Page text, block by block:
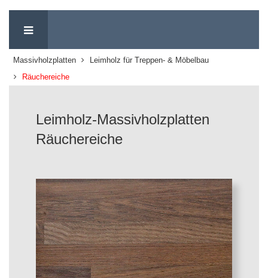
Massivholzplatten
Leimholz für Treppen- & Möbelbau
Räuchereiche
Leimholz-Massivholzplatten
Räuchereiche